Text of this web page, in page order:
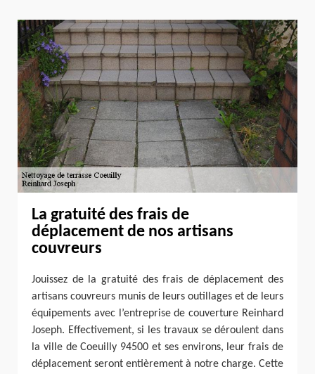
La gratuité des frais de
déplacement de nos artisans
couvreurs
Jouissez de la gratuité des frais de déplacement des
artisans couvreurs munis de leurs outillages et de leurs
équipements avec l’entreprise de couverture Reinhard
Joseph. Effectivement, si les travaux se déroulent dans
la ville de Coeuilly 94500 et ses environs, leur frais de
déplacement seront entièrement à notre charge. Cette